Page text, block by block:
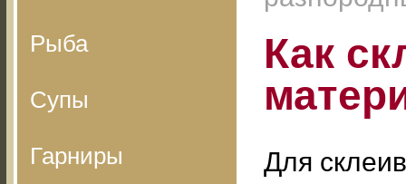
Рыба
Супы
Гарниры
Как
Для